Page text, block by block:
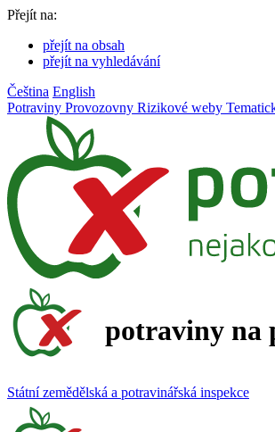
Přejít na:
přejít na obsah
přejít na vyhledávání
Čeština English
Potraviny Provozovny Rizikové weby
potraviny na
Státní zemědělská a potravinářská inspekce